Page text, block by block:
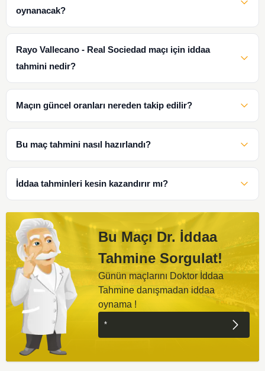
oynanacak?
Rayo Vallecano - Real Sociedad maçı için iddaa
tahmini nedir?
Maçın güncel oranları nereden takip edilir?
Bu maç tahmini nasıl hazırlandı?
İddaa tahminleri kesin kazandırır mı?
Bu Maçı Dr. İddaa
Tahmine Sorgulat!
Günün maçlarını Doktor İddaa
Tahmine danışmadan iddaa
oynama !